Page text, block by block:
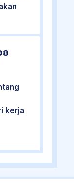
kerja